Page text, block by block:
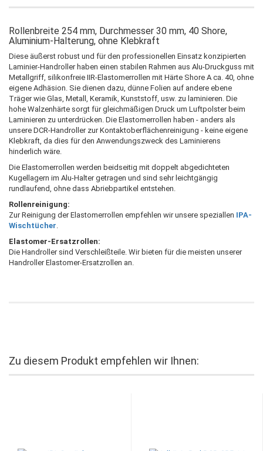
Rollenbreite 254 mm, Durchmesser 30 mm, 40 Shore,
Aluminium-Halterung, ohne Klebkraft
Diese äußerst robust und für den professionellen Einsatz konzipierten
Laminier-Handroller haben einen stabilen Rahmen aus Alu-Druckguss mit
Metallgriff, silikonfreie IIR-Elastomerrollen mit Härte Shore A ca. 40, ohne
eigene Adhäsion. Sie dienen dazu, dünne Folien auf andere ebene
Träger wie Glas, Metall, Keramik, Kunststoff, usw. zu laminieren. Die
hohe Walzenhärte sorgt für gleichmäßigen Druck um Luftpolster beim
Laminieren zu unterdrücken. Die Elastomerrollen haben - anders als
unsere DCR-Handroller zur Kontaktoberflächenreinigung - keine eigene
Klebkraft, da dies für den Anwendungszweck des Laminierens
hinderlich wäre.
Die Elastomerrollen werden beidseitig mit doppelt abgedichteten
Kugellagern im Alu-Halter getragen und sind sehr leichtgängig
rundlaufend, ohne dass Abriebpartikel entstehen.
Rollenreinigung:
Zur Reinigung der Elastomerrollen empfehlen wir unsere speziallen IPA-
Wischtücher
Elastomer-Ersatzrollen:
Die Handroller sind Verschleißteile. Wir bieten für die meisten unserer
Handroller Elastomer-Ersatzrollen an.
Zu diesem Produkt empfehlen wir Ihnen: